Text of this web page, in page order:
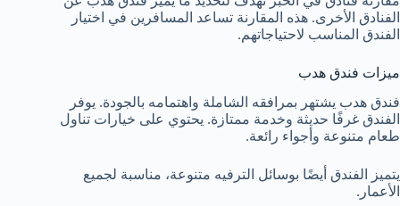
الفنادق الأخرى. هذه المقارنة تساعد المسافرين في اختيار
الفندق المناسب لاحتياجاتهم.
ميزات فندق هدب
فندق هدب يشتهر بمرافقه الشاملة واهتمامه بالجودة. يوفر
الفندق غرفًا حديثة وخدمة ممتازة. يحتوي على خيارات تناول
طعام متنوعة وأجواء رائعة.
يتميز الفندق أيضًا بوسائل الترفيه متنوعة، مناسبة لجميع
الأعمار.